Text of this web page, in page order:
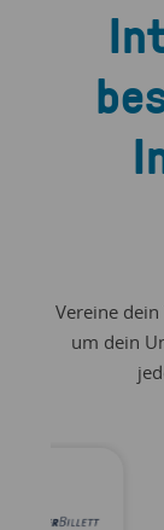
Vereine
um dein